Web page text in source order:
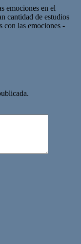
emociones en el
cantidad de estudios
con las emociones -